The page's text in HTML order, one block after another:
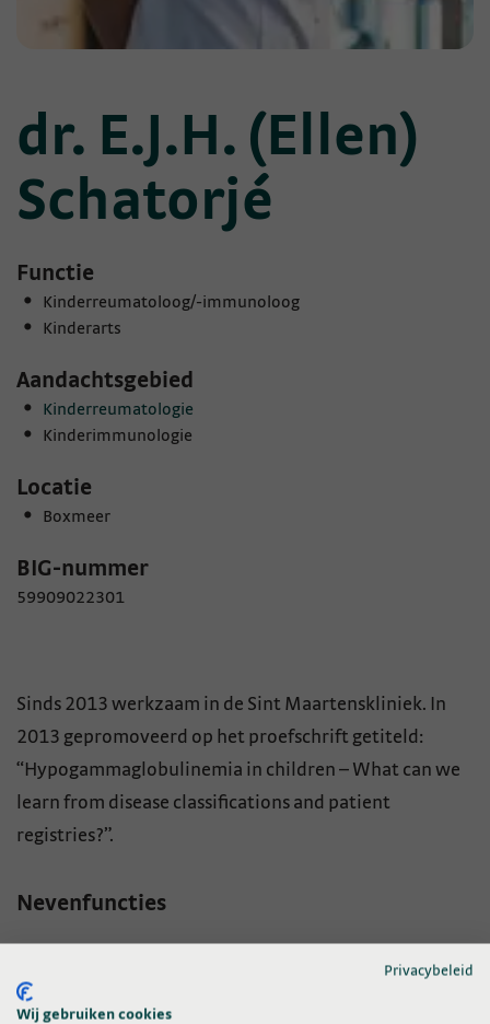
dr. E.J.H. (Ellen)
Schatorjé
Functie
Kinderreumatoloog/-immunoloog
Kinderarts
Aandachtsgebied
Kinderreumatologie
Kinderimmunologie
Locatie
Boxmeer
BIG-nummer
59909022301
Sinds 2013 werkzaam in de Sint Maartenskliniek. In
2013 gepromoveerd op het proefschrift getiteld:
“Hypogammaglobulinemia in children – What can we
learn from disease classifications and patient
registries?”.
Nevenfuncties
Lid van:
Privacybeleid
Wij gebruiken cookies